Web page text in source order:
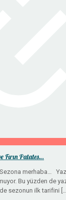
Fırın Patates…
merhaba…
Bu yüzden de
sezonun ilk tarifini […]